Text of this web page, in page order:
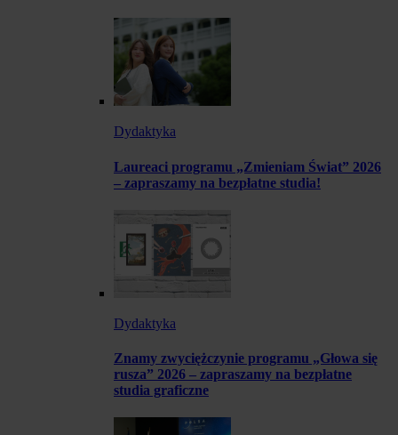
Dydaktyka
Laureaci programu „Zmieniam Świat” 2026
– zapraszamy na bezpłatne studia!
Dydaktyka
Znamy zwyciężczynie programu „Głowa się
rusza” 2026 – zapraszamy na bezpłatne
studia graficzne